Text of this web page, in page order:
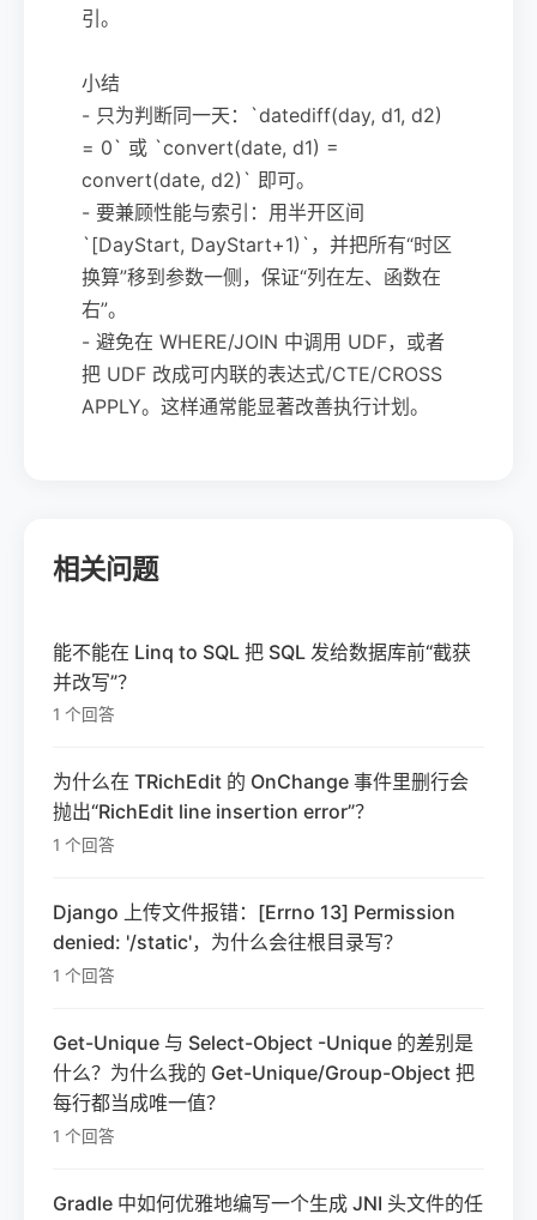
引。
小结
- 只为判断同一天：`datediff(day, d1, d2)
= 0` 或 `convert(date, d1) =
convert(date, d2)` 即可。
- 要兼顾性能与索引：用半开区间
`[DayStart, DayStart+1)`，并把所有“时区
换算”移到参数一侧，保证“列在左、函数在
右”。
- 避免在 WHERE/JOIN 中调用 UDF，或者
把 UDF 改成可内联的表达式/CTE/CROSS
APPLY。这样通常能显著改善执行计划。
相关问题
能不能在 Linq to SQL 把 SQL 发给数据库前“截获
并改写”？
1 个回答
为什么在 TRichEdit 的 OnChange 事件里删行会
抛出“RichEdit line insertion error”？
1 个回答
Django 上传文件报错：[Errno 13] Permission
denied: '/static'，为什么会往根目录写？
1 个回答
Get-Unique 与 Select-Object -Unique 的差别是
什么？为什么我的 Get-Unique/Group-Object 把
每行都当成唯一值？
1 个回答
Gradle 中如何优雅地编写一个生成 JNI 头文件的任